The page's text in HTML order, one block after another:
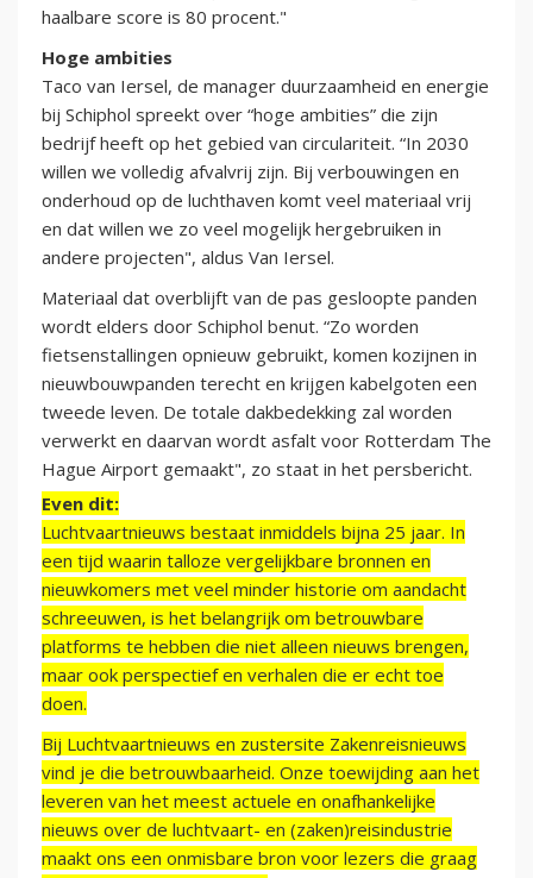
haalbare score is 80 procent."
Hoge ambities
Taco van Iersel, de manager duurzaamheid en energie
bij Schiphol spreekt over “hoge ambities” die zijn
bedrijf heeft op het gebied van circulariteit. “In 2030
willen we volledig afvalvrij zijn. Bij verbouwingen en
onderhoud op de luchthaven komt veel materiaal vrij
en dat willen we zo veel mogelijk hergebruiken in
andere projecten", aldus Van Iersel.
Materiaal dat overblijft van de pas gesloopte panden
wordt elders door Schiphol benut. “Zo worden
fietsenstallingen opnieuw gebruikt, komen kozijnen in
nieuwbouwpanden terecht en krijgen kabelgoten een
tweede leven. De totale dakbedekking zal worden
verwerkt en daarvan wordt asfalt voor Rotterdam The
Hague Airport gemaakt", zo staat in het persbericht.
Even dit:
Luchtvaartnieuws bestaat inmiddels bijna 25 jaar. In
een tijd waarin talloze vergelijkbare bronnen en
nieuwkomers met veel minder historie om aandacht
schreeuwen, is het belangrijk om betrouwbare
platforms te hebben die niet alleen nieuws brengen,
maar ook perspectief en verhalen die er echt toe
doen.
Bij Luchtvaartnieuws en zustersite Zakenreisnieuws
vind je die betrouwbaarheid. Onze toewijding aan het
leveren van het meest actuele en onafhankelijke
nieuws over de luchtvaart- en (zaken)reisindustrie
maakt ons een onmisbare bron voor lezers die graag